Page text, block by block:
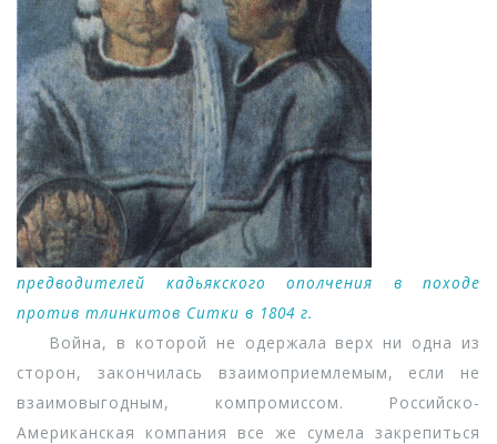
предводителей кадьякского ополчения в походе
против тлинкитов Ситки в 1804 г.
Война, в которой не одержала верх ни одна из
сторон, закончилась взаимоприемлемым, если не
взаимовыгодным, компромиссом. Российско-
Американская компания все же сумела закрепиться